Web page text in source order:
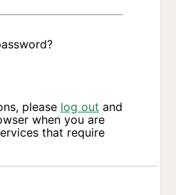
please log out and
when you are
that require